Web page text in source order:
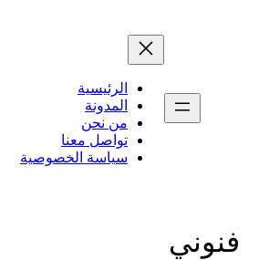
الرئيسية
المدونة
من نحن
تواصل معنا
سياسة الخصوصية
فنوني